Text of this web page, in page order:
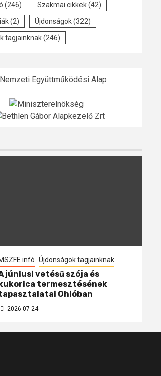
(246) Szakmai cikkek(42)
(2) Újdonságok(322)
tagjainknak(246)
infó Újdonságok tagjainknak
júniusi vetésű szója és
kukorica termesztésének
Ohióban
2026-07-24